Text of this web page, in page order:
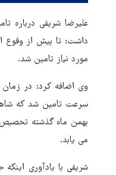
علیرضا شریفی درباره
داشت: تا پیش از وقوع
مورد نیاز تامین شد.
وی اضافه کرد: در زمان
سرعت تامین شد که
بهمن ماه گذشته تخصیص
می یابد.